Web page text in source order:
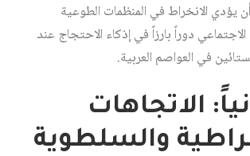
يؤدي الانخراط في المنظمات الطوعية
الاجتماعي دوراً بارزاً في إذكاء الاحتجاج عند
في العواصم العربية.
الاتجاهات
والسلطوية